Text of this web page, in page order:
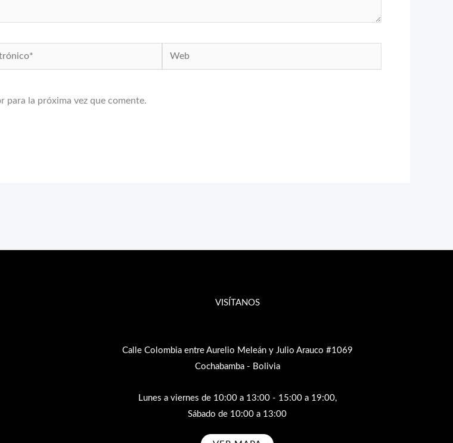
Web
para la próxima vez que comente.
VISÍTANOS
Calle Colombia entre Aurelio Meleán y Julio Arauco #1069
Cochabamba - Bolivia
Lunes a viernes de 10:00 a 13:00 - 15:00 a 19:00,
Sábado de 10:00 a 13:00